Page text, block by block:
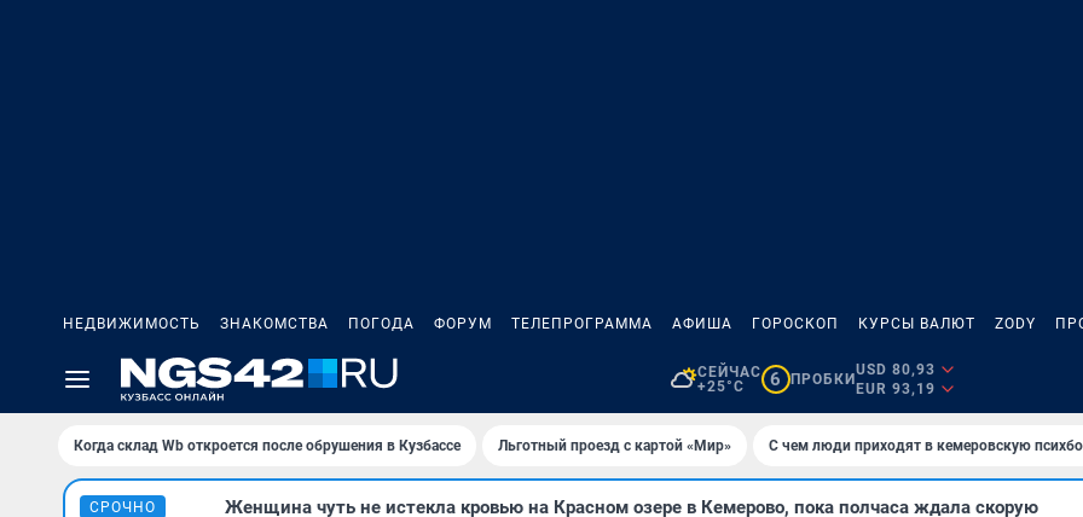
НЕДВИЖИМОСТЬ ЗНАКОМСТВА ПОГОДА ФОРУМ ТЕЛЕПРОГРАММА АФИША ГОРОСКОП КУРСЫ ВАЛЮТ ZODY
СЕЙЧАС
+25°C
6 ПРОБКИ
USD 80,93
EUR 93,19
Когда склад Wb откроется после обрушения в Кузбассе Льготный проезд с картой «Мир» С чем люди приходят в кемеровскую
СРОЧНО Женщина чуть не истекла кровью на Красном озере в Кемерово, пока полчаса ждала скорую